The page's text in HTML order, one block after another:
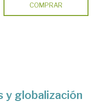
COMPRAR
y globalización